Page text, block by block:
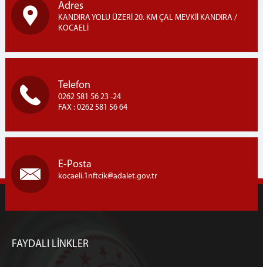
Adres
KANDIRA YOLU ÜZERİ 20. KM ÇAL MEVKİİ KANDIRA /
KOCAELİ
Telefon
0262 581 56 23 -24
FAX : 0262 581 56 64
E-Posta
kocaeli.1nftcik adalet.gov.tr
FAYDALI LİNKLER